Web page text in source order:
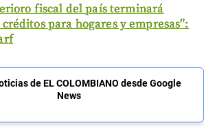
fiscal del país terminará
para hogares y empresas”:
de EL COLOMBIANO desde Google
News